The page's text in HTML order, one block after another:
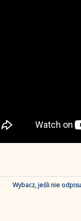
Wybacz, jeśli nie